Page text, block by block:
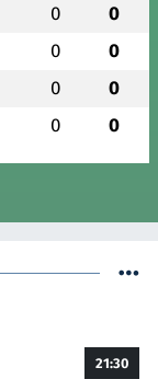
0 0
0 0
0 0
0 0
21:30